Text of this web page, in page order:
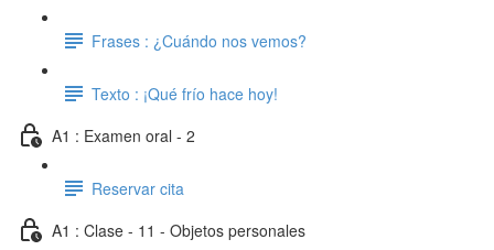
Frases : ¿Cuándo nos vemos?
Texto : ¡Qué frío hace hoy!
A1 : Examen oral - 2
Reservar cita
A1 : Clase - 11 - Objetos personales